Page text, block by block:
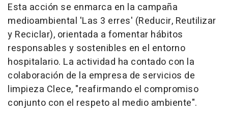
Esta acción se enmarca en la campaña
medioambiental 'Las 3 erres' (Reducir, Reutilizar
y Reciclar), orientada a fomentar hábitos
responsables y sostenibles en el entorno
hospitalario. La actividad ha contado con la
colaboración de la empresa de servicios de
limpieza Clece, "reafirmando el compromiso
conjunto con el respeto al medio ambiente".